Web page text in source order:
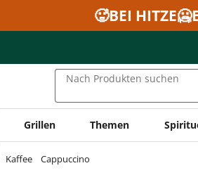
🥵BEI
Nach Produkten suchen
Grillen Themen
Kaffee Cappuccino